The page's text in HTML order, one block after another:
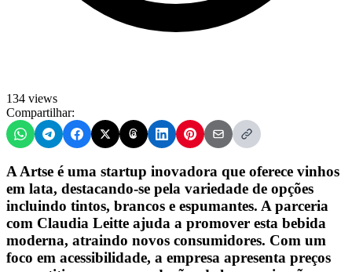
134 views
Compartilhar:
A Artse é uma startup inovadora que oferece vinhos
em lata, destacando-se pela variedade de opções
incluindo tintos, brancos e espumantes. A parceria
com Claudia Leitte ajuda a promover esta bebida
moderna, atraindo novos consumidores. Com um
foco em acessibilidade, a empresa apresenta preços